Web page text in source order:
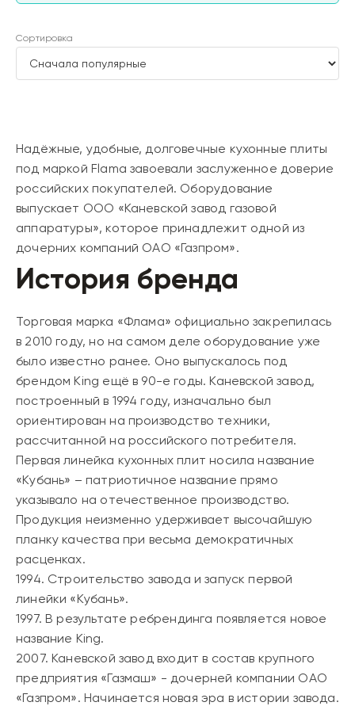
Сортировка
Надёжные, удобные, долговечные кухонные плиты
под маркой Flama завоевали заслуженное доверие
российских покупателей. Оборудование
выпускает ООО «Каневской завод газовой
аппаратуры», которое принадлежит одной из
дочерних компаний ОАО «Газпром».
История бренда
Торговая марка «Флама» официально закрепилась
в 2010 году, но на самом деле оборудование уже
было известно ранее. Оно выпускалось под
брендом King ещё в 90-е годы. Каневской завод,
построенный в 1994 году, изначально был
ориентирован на производство техники,
рассчитанной на российского потребителя.
Первая линейка кухонных плит носила название
«Кубань» – патриотичное название прямо
указывало на отечественное производство.
Продукция неизменно удерживает высочайшую
планку качества при весьма демократичных
расценках.
1994. Строительство завода и запуск первой
линейки «Кубань».
1997. В результате ребрендинга появляется новое
название King.
2007. Каневской завод входит в состав крупного
предприятия «Газмаш» - дочерней компании ОАО
«Газпром». Начинается новая эра в истории завода.